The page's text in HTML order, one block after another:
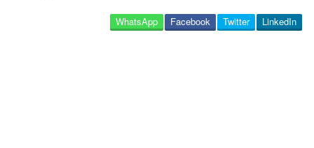
LinkedIn
Twitter
Facebook
WhatsApp